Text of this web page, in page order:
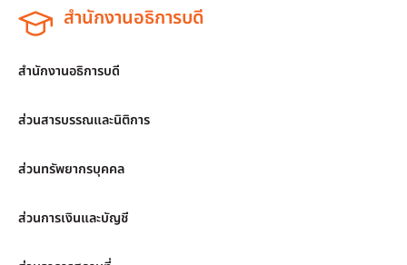
สำนักงานอธิการบดี
สำนักงานอธิการบดี
ส่วนสารบรรณและนิติการ
ส่วนทรัพยากรบุคคล
ส่วนการเงินและบัญชี